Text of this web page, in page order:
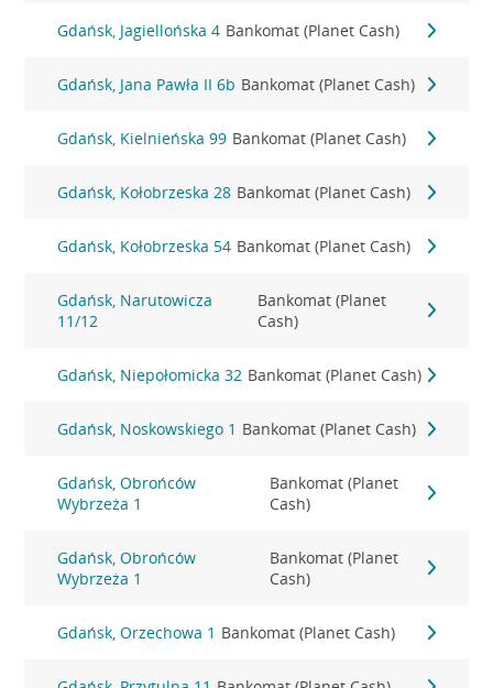
Gdańsk, Jagiellońska 4 Bankomat (Planet Cash)
Gdańsk, Jana Pawła II 6b Bankomat (Planet Cash)
Gdańsk, Kielnieńska 99 Bankomat (Planet Cash)
Gdańsk, Kołobrzeska 28 Bankomat (Planet Cash)
Gdańsk, Kołobrzeska 54 Bankomat (Planet Cash)
Gdańsk, Narutowicza
11/12
Bankomat (Planet
Cash)
Gdańsk, Niepołomicka 32 Bankomat (Planet Cash)
Gdańsk, Noskowskiego 1 Bankomat (Planet Cash)
Gdańsk, Obrońców
Wybrzeża 1
Bankomat (Planet
Cash)
Gdańsk, Obrońców
Wybrzeża 1
Bankomat (Planet
Cash)
Gdańsk, Orzechowa 1 Bankomat (Planet Cash)